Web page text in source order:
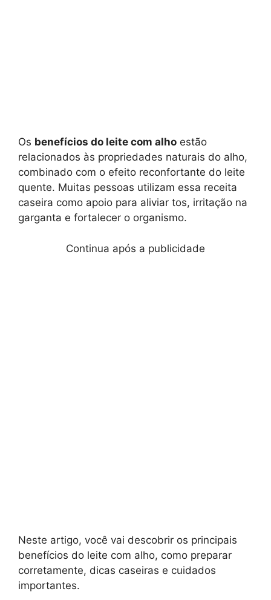
Os benefícios do leite com alho estão
relacionados às propriedades naturais do alho,
combinado com o efeito reconfortante do leite
quente. Muitas pessoas utilizam essa receita
caseira como apoio para aliviar tos, irritação na
garganta e fortalecer o organismo.
Continua após a publicidade
Neste artigo, você vai descobrir os principais
benefícios do leite com alho, como preparar
corretamente, dicas caseiras e cuidados
importantes.